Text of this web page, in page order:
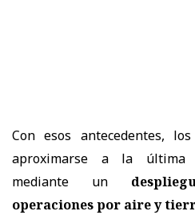
Con esos antecedentes,
aproximarse a la última
mediante un
operaciones por aire y